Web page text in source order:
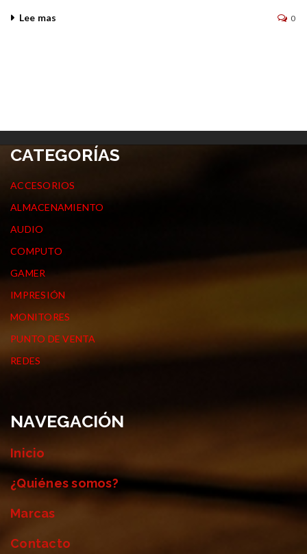
Lee mas 0
CATEGORÍAS
ACCESORIOS
ALMACENAMIENTO
AUDIO
COMPUTO
GAMER
IMPRESIÓN
MONITORES
PUNTO DE VENTA
REDES
NAVEGACIÓN
Inicio
¿Quiénes somos?
Marcas
Contacto